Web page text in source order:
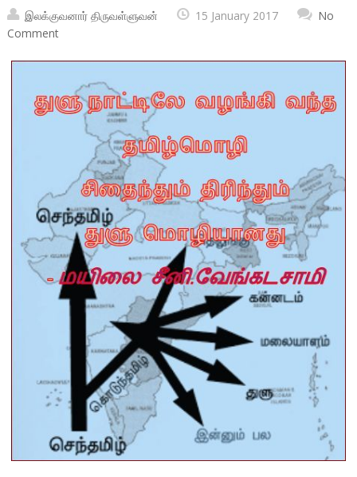
இலக்குவனார் திருவள்ளுவன் 15 January 2017
No
Comment